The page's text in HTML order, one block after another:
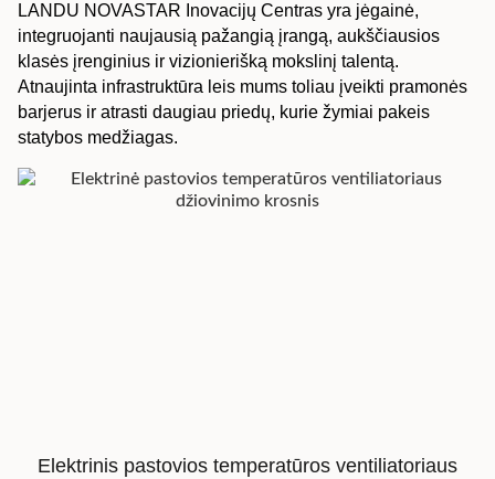
LANDU NOVASTAR Inovacijų Centras yra jėgainė,
integruojanti naujausią pažangią įrangą, aukščiausios
klasės įrenginius ir vizionierišką mokslinį talentą.
Atnaujinta infrastruktūra leis mums toliau įveikti pramonės
barjerus ir atrasti daugiau priedų, kurie žymiai pakeis
statybos medžiagas.
Elektrinis pastovios temperatūros ventiliatoriaus